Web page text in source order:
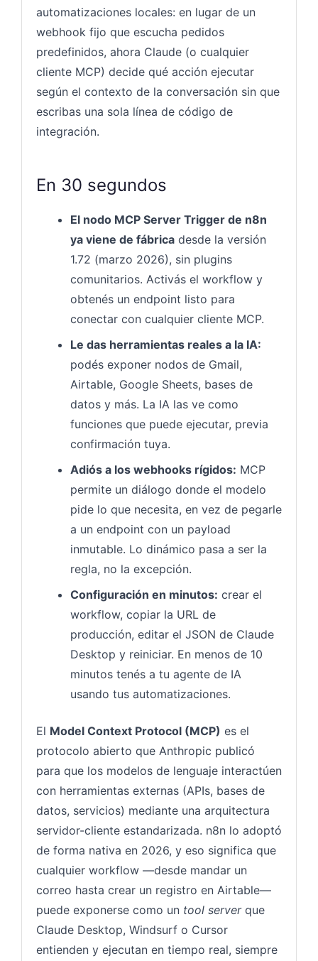
automatizaciones locales: en lugar de un
webhook fijo que escucha pedidos
predefinidos, ahora Claude (o cualquier
cliente MCP) decide qué acción ejecutar
según el contexto de la conversación sin que
escribas una sola línea de código de
integración.
En 30 segundos
El nodo MCP Server Trigger de n8n
ya viene de fábrica desde la versión
1.72 (marzo 2026), sin plugins
comunitarios. Activás el workflow y
obtenés un endpoint listo para
conectar con cualquier cliente MCP.
Le das herramientas reales a la IA:
podés exponer nodos de Gmail,
Airtable, Google Sheets, bases de
datos y más. La IA las ve como
funciones que puede ejecutar, previa
confirmación tuya.
Adiós a los webhooks rígidos: MCP
permite un diálogo donde el modelo
pide lo que necesita, en vez de pegarle
a un endpoint con un payload
inmutable. Lo dinámico pasa a ser la
regla, no la excepción.
Configuración en minutos: crear el
workflow, copiar la URL de
producción, editar el JSON de Claude
Desktop y reiniciar. En menos de 10
minutos tenés a tu agente de IA
usando tus automatizaciones.
El Model Context Protocol (MCP) es el
protocolo abierto que Anthropic publicó
para que los modelos de lenguaje interactúen
con herramientas externas (APIs, bases de
datos, servicios) mediante una arquitectura
servidor-cliente estandarizada. n8n lo adoptó
de forma nativa en 2026, y eso significa que
cualquier workflow —desde mandar un
correo hasta crear un registro en Airtable—
puede exponerse como un tool serverque
Claude Desktop, Windsurf o Cursor
entienden y ejecutan en tiempo real, siempre